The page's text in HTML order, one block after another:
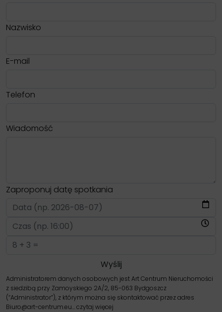
Nazwisko
E-mail
Telefon
Wiadomość
Zaproponuj datę spotkania
Administratorem danych osobowych jest Art Centrum Nieruchomości
z siedzibą przy Zamoyskiego 2A/2, 85-063 Bydgoszcz
(“Administrator”), z którym można się skontaktować przez adres
Biuro@art-centrum.eu…czytaj więcej